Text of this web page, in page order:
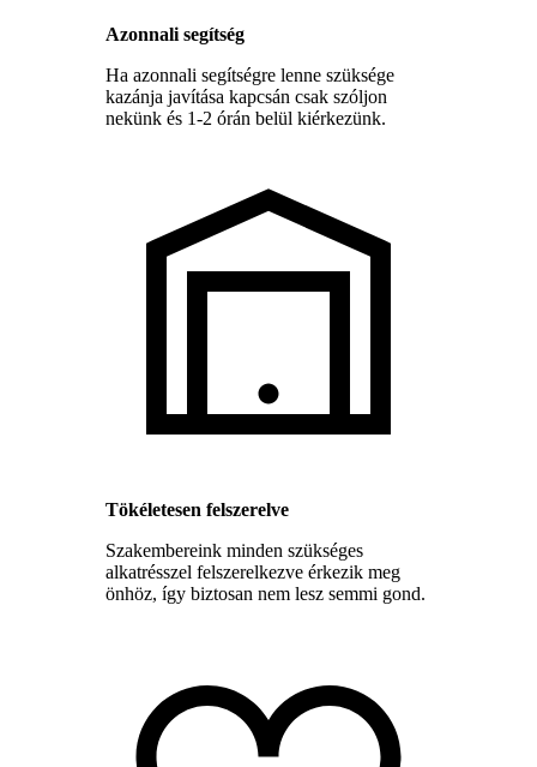
Azonnali segítség
Ha azonnali segítségre lenne szüksége
kazánja javítása kapcsán csak szóljon
nekünk és 1-2 órán belül kiérkezünk.
Tökéletesen felszerelve
Szakembereink minden szükséges
alkatrésszel felszerelkezve érkezik meg
önhöz, így biztosan nem lesz semmi gond.